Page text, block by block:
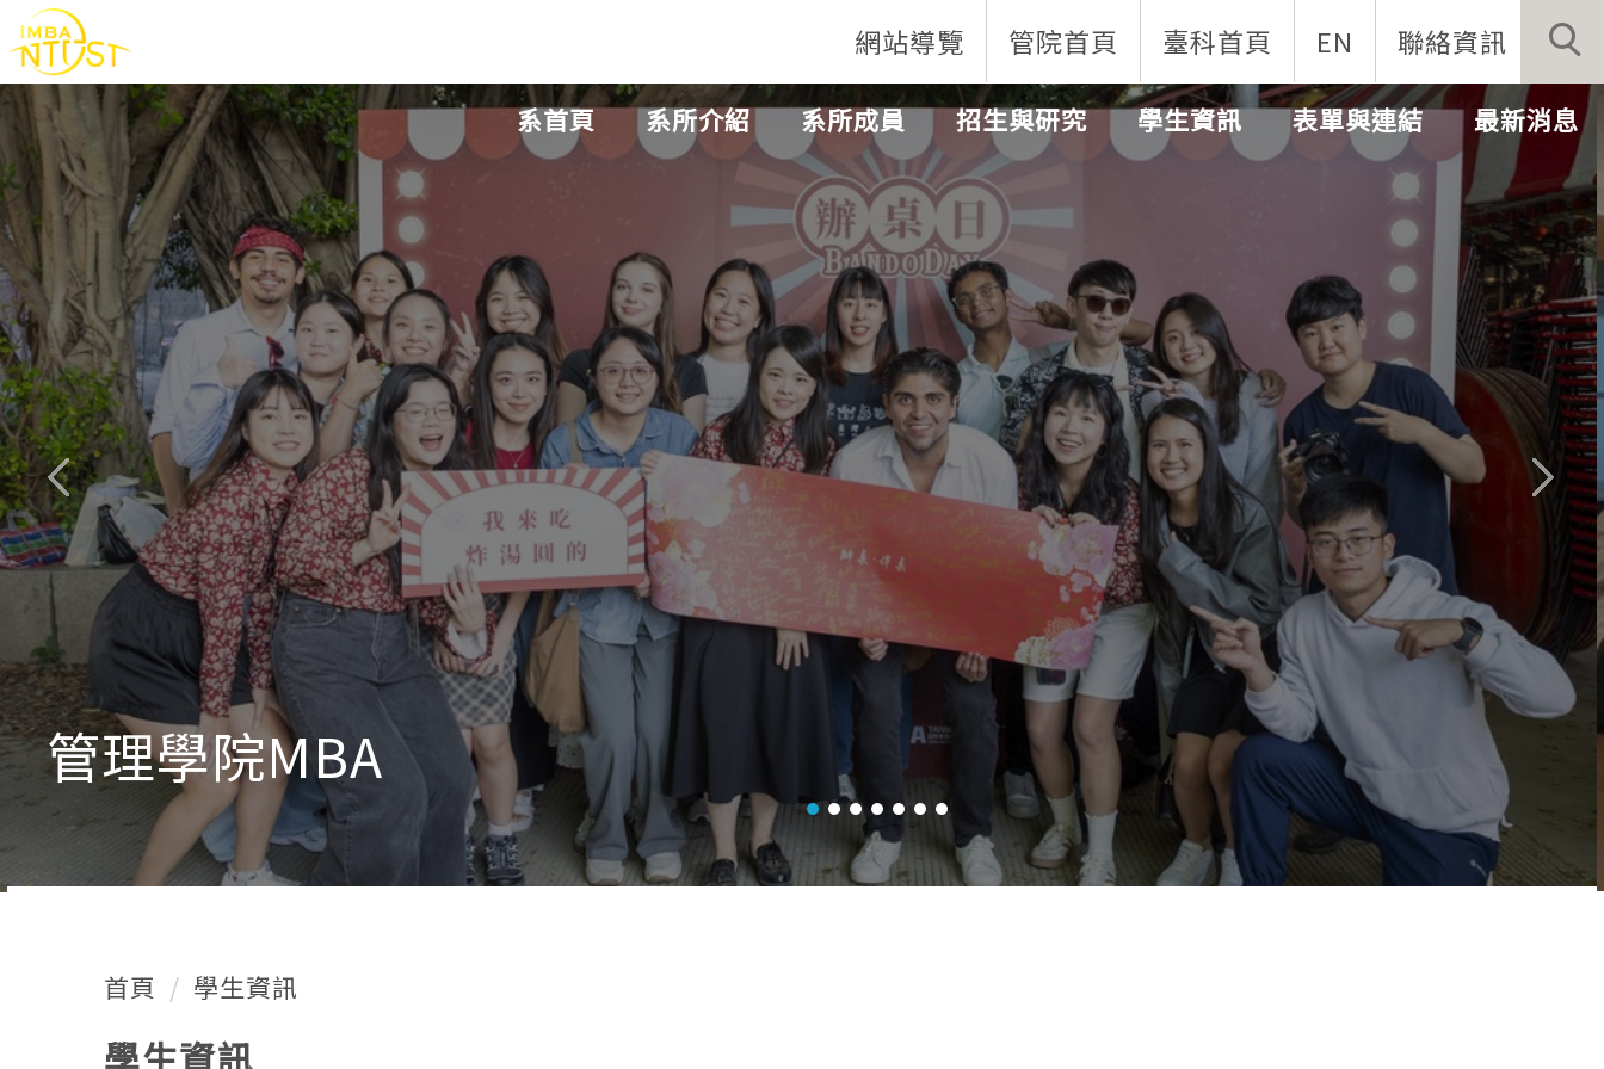
跳
到
主
要
內
容
區
網站導覽 管院首頁 臺科首頁 EN 聯絡資訊
系首頁 系所介紹 系所成員 招生與研究 學生資訊 表單與連結 最新消息
管理學院MBA
首頁 學生資訊
學生資訊